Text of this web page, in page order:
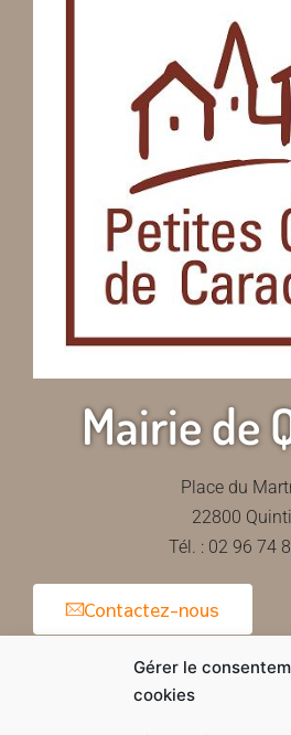
Gérer le
cookies
Mairie de
Place du
22800
Tél. : 02 96 74
Contactez-nous